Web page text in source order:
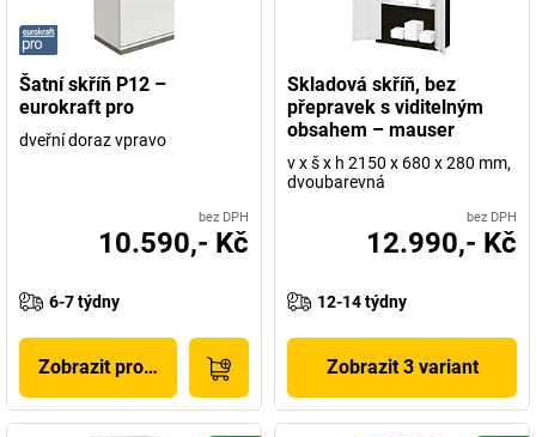
Šatní skříň P12 –
eurokraft pro
dveřní doraz vpravo
bez DPH
10.590,- Kč
6-7 týdny
Zobrazit produkt
Skladová skříň, bez
přepravek s viditelným
obsahem – mauser
v x š x h 2150 x 680 x 280 mm,
dvoubarevná
bez DPH
12.990,- Kč
12-14 týdny
Zobrazit 3 variant